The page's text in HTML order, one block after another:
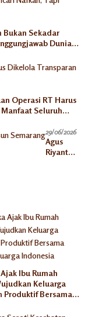
Bukan Sekadar
Dunia
Operasi RT Harus
Seluruh
29/06/2026
Agus
Riyanto
Semaran
Ibu Rumah
Keluarga
Produktif Bersama